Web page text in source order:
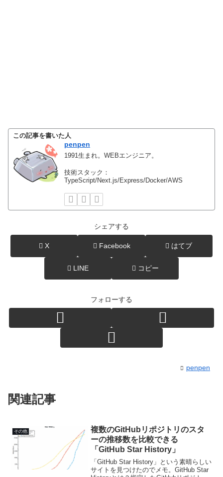
この記事を書いた人
penpen
1991生まれ。WEBエンジニア。
技術スタック：
TypeScript/Next.js/Express/Docker/AWS
シェアする
X Facebook はてブ
LINE コピー
フォローする
penpen
関連記事
その他
複数のGitHubリポジトリのスタ
ーの推移数を比較できる
「GitHub Star History」
「GitHub Star History」という素晴らしい
サイトを見つけたのでメモ。GitHub Star